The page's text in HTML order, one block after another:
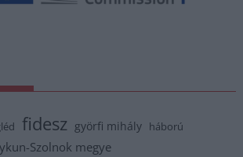
fidesz györfi mihály háború
Szolnok megye